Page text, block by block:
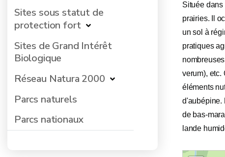
Sites sous statut de
protection fort
Sites de Grand Intérêt
Biologique
Réseau Natura 2000
Parcs naturels
Parcs nationaux
Située
prairies. Il
un sol à
pratiques
verum), etc.
éléments
d'aubépine.
de bas-
lande